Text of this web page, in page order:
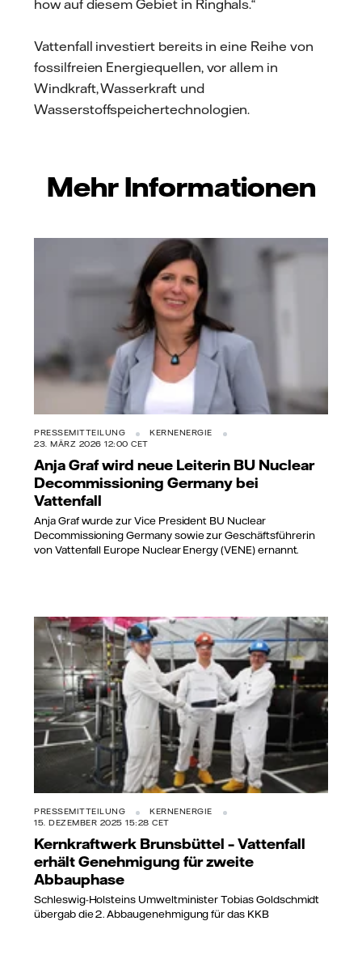
how auf diesem Gebiet in Ringhals.“
Vattenfall investiert bereits in eine Reihe von
fossilfreien Energiequellen, vor allem in
Windkraft, Wasserkraft und
Wasserstoffspeichertechnologien.
Mehr Informationen
PRESSEMITTEILUNG
KERNENERGIE
23. MÄRZ 2026 12:00 CET
Anja Graf wird neue Leiterin BU Nuclear
Decommissioning Germany bei
Vattenfall
Anja Graf wurde zur Vice President BU Nuclear
Decommissioning Germany sowie zur Geschäftsführerin
von Vattenfall Europe Nuclear Energy (VENE) ernannt.
PRESSEMITTEILUNG
KERNENERGIE
15. DEZEMBER 2025 15:28 CET
Kernkraftwerk Brunsbüttel – Vattenfall
erhält Genehmigung für zweite
Abbauphase
Schleswig-Holsteins Umweltminister Tobias Goldschmidt
übergab die 2. Abbaugenehmigung für das KKB